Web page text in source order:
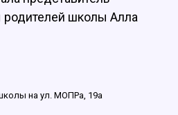
родителей школы Алла
на ул. МОПРа, 19а